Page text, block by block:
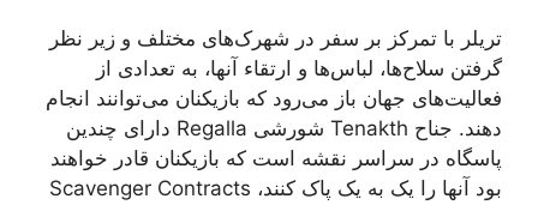
تریلر با تمرکز بر سفر در شهرک‌های مختلف و زیر نظر
گرفتن سلاح‌ها، لباس‌ها و ارتقاء آنها، به تعدادی از
فعالیت‌های جهان باز می‌رود که بازیکنان می‌توانند انجام
دهند. جناح Tenakth شورشی Regalla دارای چندین
پاسگاه در سراسر نقشه است که بازیکنان قادر خواهند
بود آنها را یک به یک پاک کنند، Scavenger Contracts